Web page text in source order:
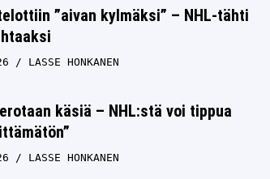
”aivan kylmäksi” – NHL-tähti
LASSE HONKANEN
käsiä – NHL:stä voi tippua
LASSE HONKANEN